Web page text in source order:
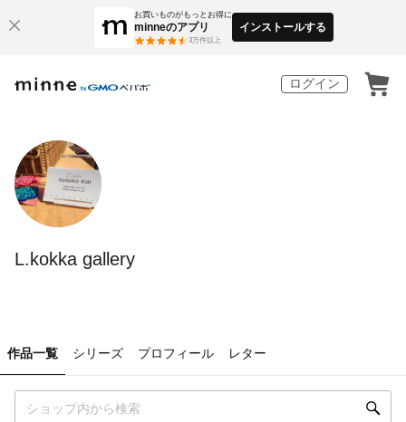
お買いものがもっとお得に
minneのアプリ
3万件以上
インストールする
ログイン
L.kokka gallery
作品一覧 シリーズ プロフィール レター